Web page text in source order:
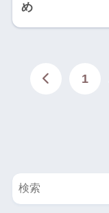
め
1